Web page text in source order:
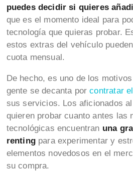
puedes decidir si quieres
que es el momento ideal para
tecnología que quieras probar.
estos extras del vehículo
cuota mensual.
De hecho, es uno de los
gente se decanta porcontratar
sus servicios. Los aficionados
quieren probar cuanto antes las
tecnológicas encuentran una
rentingpara experimentar y
elementos novedosos en el
su compra.